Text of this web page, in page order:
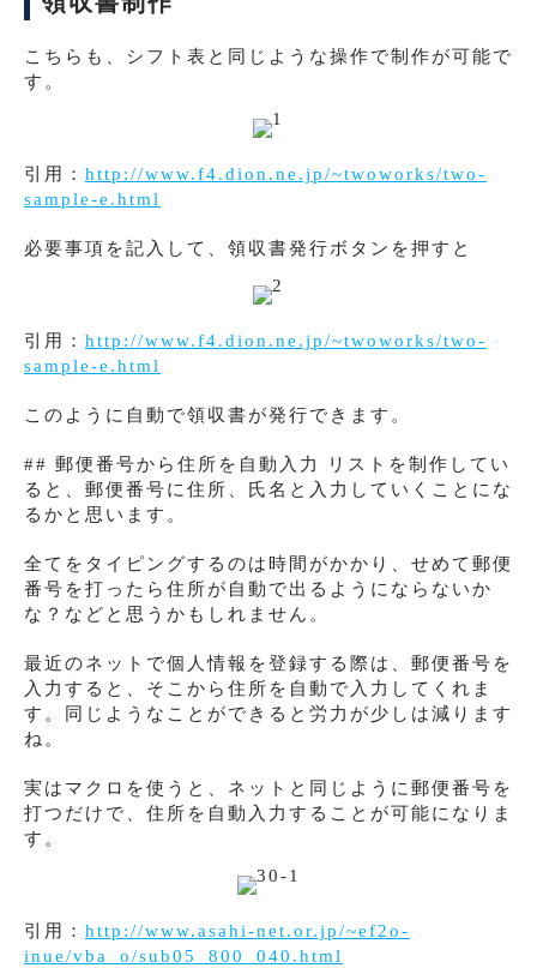
こちらも、シフト表と同じような操作で制作が可能で
す。
引用： http://www.f4.dion.ne.jp/~twoworks/two-
sample-e.html
必要事項を記入して、領収書発行ボタンを押すと
引用： http://www.f4.dion.ne.jp/~twoworks/two-
sample-e.html
このように自動で領収書が発行できます。
## 郵便番号から住所を自動入力 リストを制作してい
ると、郵便番号に住所、氏名と入力していくことにな
るかと思います。
全てをタイピングするのは時間がかかり、せめて郵便
番号を打ったら住所が自動で出るようにならないか
な？などと思うかもしれません。
最近のネットで個人情報を登録する際は、郵便番号を
入力すると、そこから住所を自動で入力してくれま
す。同じようなことができると労力が少しは減ります
ね。
実はマクロを使うと、ネットと同じように郵便番号を
打つだけで、住所を自動入力することが可能になりま
す。
引用： http://www.asahi-net.or.jp/~ef2o-
inue/vba_o/sub05_800_040.html